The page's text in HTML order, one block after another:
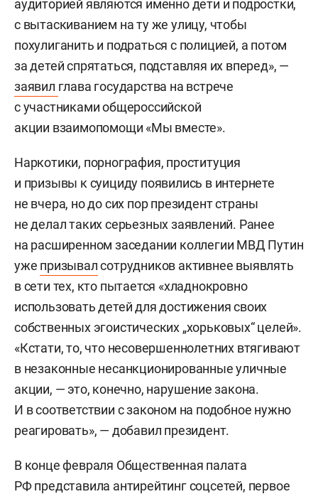
аудиторией являются именно дети и подростки,
с вытаскиванием на ту же улицу, чтобы
похулиганить и подраться с полицией, а потом
за детей спрятаться, подставляя их вперед», —
заявил глава государства на встрече
с участниками общероссийской
акции взаимопомощи «Мы вместе».
Наркотики, порнография, проституция
и призывы к суициду появились в интернете
не вчера, но до сих пор президент страны
не делал таких серьезных заявлений. Ранее
на расширенном заседании коллегии МВД Путин
уже призывалсотрудников активнее выявлять
в сети тех, кто пытается «хладнокровно
использовать детей для достижения своих
собственных эгоистических „хорьковых“ целей».
«Кстати, то, что несовершеннолетних втягивают
в незаконные несанкционированные уличные
акции, — это, конечно, нарушение закона.
И в соответствии с законом на подобное нужно
реагировать», — добавил президент.
В конце февраля Общественная палата
РФпредставила антирейтинг соцсетей, первое